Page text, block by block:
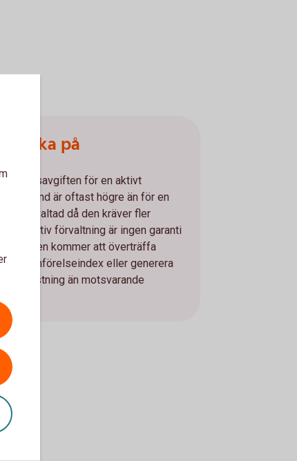
tänka på
för en aktivt
fond är oftast högre än för en
förvaltad då den kräver fler
Aktiv förvaltning är ingen garanti
att fonden kommer att överträffa
jämförelseindex eller generera
avkastning än motsvarande